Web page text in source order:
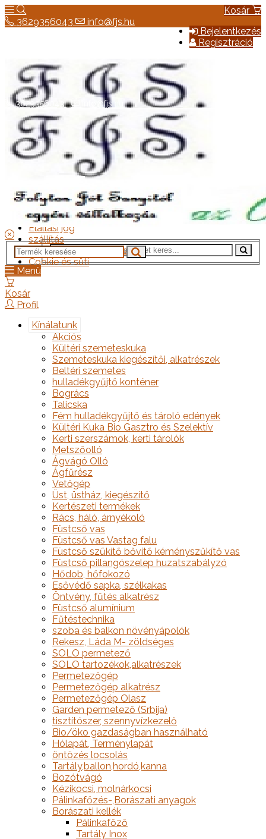
Kosár
Bejelentkezés
Regisztráció
3629356043 info@fjs.hu
Hírek
Elérhetőség
Általános szerződési feltételek
Elállási jog
szállítás
Adatkezelési tájékoztató
Cookie és süti
3629356043 info@fjs.hu
Menü
Kosár
Profil
Kínálatunk
Akciós
Kültéri szemeteskuka
Szemeteskuka kiegészítői, alkatrészek
Beltéri szemetes
hulladékgyűjtő konténer
Bogrács
Talicska
Fém hulladékgyűjtő és tároló edények
Kültéri Kuka Bio Gasztro és Szelektív
Kerti szerszámok, kerti tárolók
Metszőolló
Ágvágó Olló
Ágfűrész
Vetőgép
Üst, üstház, kiegészítő
Kertészeti termékek
Rács, háló, árnyékoló
Füstcső vas
Füstcső vas Vastag falu
Füstcső szűkítő bővítő kéményszűkítő vas
Füstcső pillangószelep huzatszabályzó
Hődob, hőfokozó
Esővédő sapka, szélkakas
Öntvény, fűtés alkatrész
Füstcső alumínium
Fűtéstechnika
szoba és balkon növényápolók
Rekesz, Láda M- zöldséges
SOLO permetező
SOLO tartozékok,alkatrészek
Permetezőgép
Permetezőgép alkatrész
Permetezőgép Olasz
Garden permetező (Srbija)
tisztítószer, szennyvízkezelő
Bio/öko gazdaságban használható
Hólapát, Terménylapát
öntözés locsolás
Tartály,ballon,hordó,kanna
Bozótvágó
Kézikocsi, molnárkocsi
Pálinkafőzés-,Borászati anyagok
Borászati kellék
Pálinkafőző
Tartály Inox